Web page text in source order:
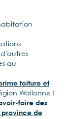
au
toiture et
Wallonne !
faire des
province de